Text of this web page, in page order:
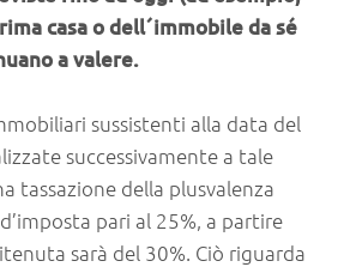
casa o dell´immobile da sé
a valere.
sussistenti alla data del
successivamente a tale
tassazione della plusvalenza
pari al 25%, a partire
sarà del 30%. Ciò riguarda